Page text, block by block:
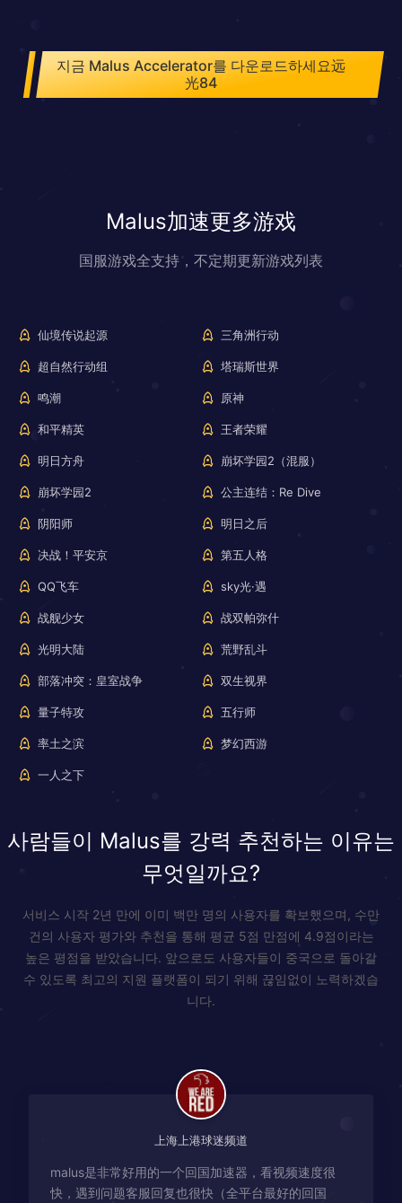
지금 Malus Accelerator를 다운로드하세요远
光84
Malus加速更多游戏
国服游戏全支持，不定期更新游戏列表
仙境传说起源 三角洲行动
超自然行动组 塔瑞斯世界
鸣潮 原神
和平精英 王者荣耀
明日方舟 崩坏学园2（混服）
崩坏学园2 公主连结：Re Dive
阴阳师 明日之后
决战！平安京 第五人格
QQ飞车 sky光·遇
战舰少女 战双帕弥什
光明大陆 荒野乱斗
部落冲突：皇室战争 双生视界
量子特攻 五行师
率土之滨 梦幻西游
一人之下
사람들이 Malus를 강력 추천하는 이유는
무엇일까요?
서비스 시작 2년 만에 이미 백만 명의 사용자를 확보했으며, 수만
건의 사용자 평가와 추천을 통해 평균 5점 만점에 4.9점이라는
높은 평점을 받았습니다. 앞으로도 사용자들이 중국으로 돌아갈
수 있도록 최고의 지원 플랫폼이 되기 위해 끊임없이 노력하겠습
니다.
上海上港球迷频道
malus是非常好用的一个回国加速器，看视频速度很
快，遇到问题客服回复也很快（全平台最好的回国